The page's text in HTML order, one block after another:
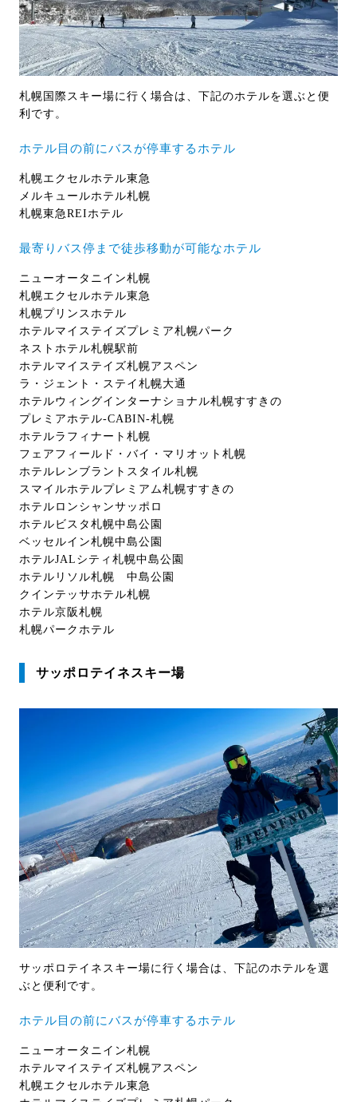
札幌国際スキー場に行く場合は、下記のホテルを選ぶと便
利です。
ホテル目の前にバスが停車するホテル
札幌エクセルホテル東急
メルキュールホテル札幌
札幌東急REIホテル
最寄りバス停まで徒歩移動が可能なホテル
ニューオータニイン札幌
札幌エクセルホテル東急
札幌プリンスホテル
ホテルマイステイズプレミア札幌パーク
ネストホテル札幌駅前
ホテルマイステイズ札幌アスペン
ラ・ジェント・ステイ札幌大通
ホテルウィングインターナショナル札幌すすきの
プレミアホテル-CABIN-札幌
ホテルラフィナート札幌
フェアフィールド・バイ・マリオット札幌
ホテルレンブラントスタイル札幌
スマイルホテルプレミアム札幌すすきの
ホテルロンシャンサッポロ
ホテルビスタ札幌中島公園
ベッセルイン札幌中島公園
ホテルJALシティ札幌中島公園
ホテルリソル札幌 中島公園
クインテッサホテル札幌
ホテル京阪札幌
札幌パークホテル
サッポロテイネスキー場
サッポロテイネスキー場に行く場合は、下記のホテルを選
ぶと便利です。
ホテル目の前にバスが停車するホテル
ニューオータニイン札幌
ホテルマイステイズ札幌アスペン
札幌エクセルホテル東急